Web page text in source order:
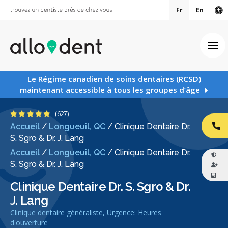
Fr En
Le Régime canadien de soins dentaires (RCSD)
maintenant accessible à tous les groupes d’âge
Accueil / Longueuil, QC / Clinique Dentaire Dr.
S. Sgro & Dr. J. Lang
Accueil / Longueuil, QC / Clinique Dentaire Dr.
S. Sgro & Dr. J. Lang
Clinique Dentaire Dr. S. Sgro & Dr.
J. Lang
Clinique dentaire généraliste, Urgence: Heures
d'ouverture
4.8 étoiles
(627)